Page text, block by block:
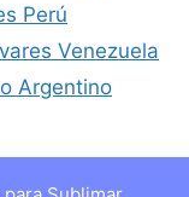
Perú
Venezuela
Argentino